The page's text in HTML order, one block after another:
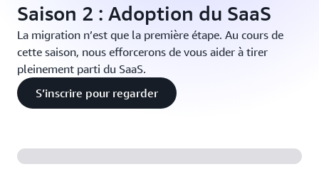
Saison 2 : Adoption du SaaS
La migration n’est que la première étape. Au cours de
cette saison, nous efforcerons de vous aider à tirer
pleinement parti du SaaS.
S’inscrire pour regarder